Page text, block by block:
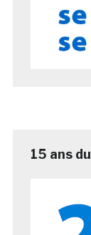
15 ans